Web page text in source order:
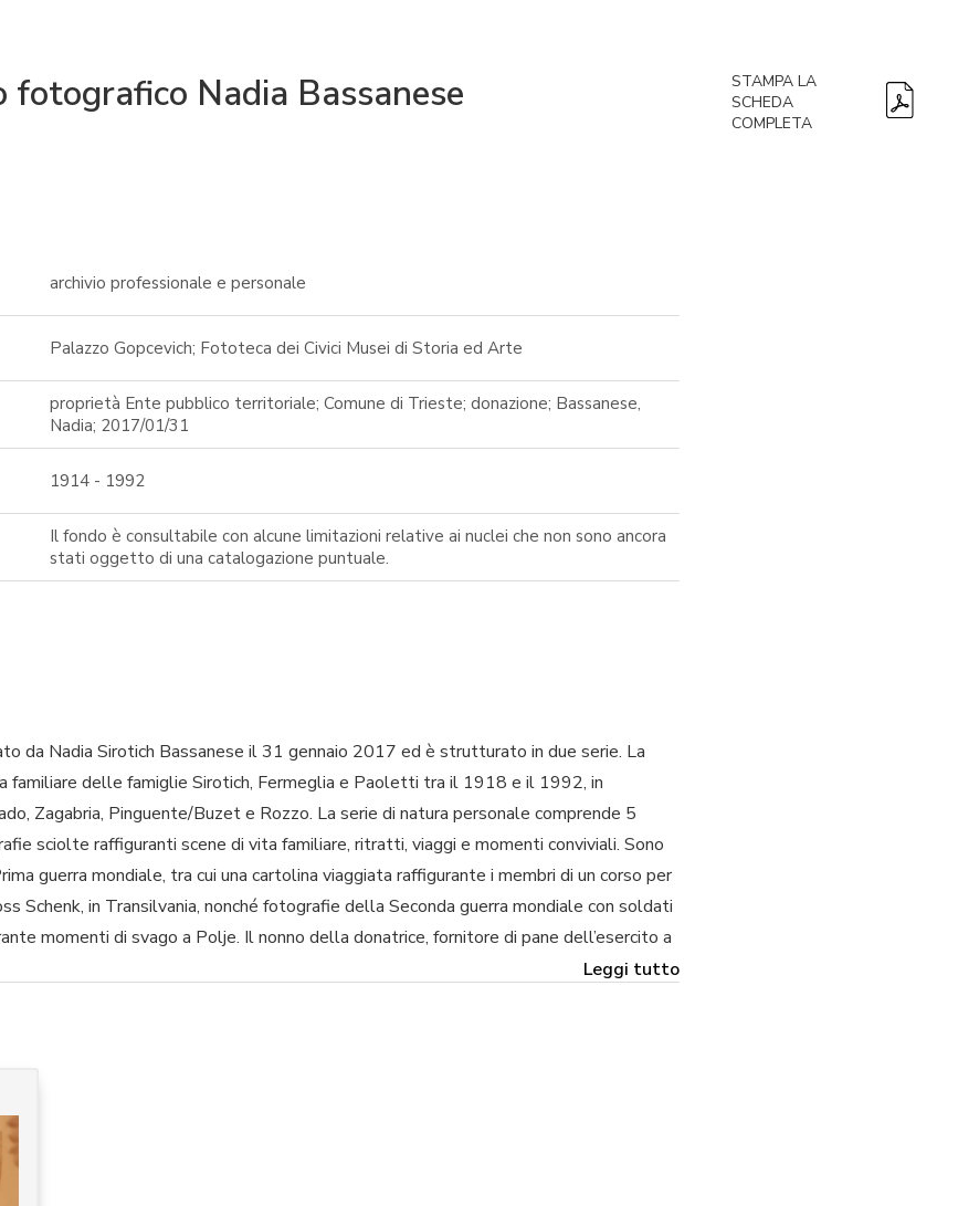
fotografico Nadia Bassanese
STAMPA LA
SCHEDA
COMPLETA
archivio professionale e personale
Palazzo Gopcevich; Fototeca dei Civici Musei di Storia ed Arte
proprietà Ente pubblico territoriale; Comune di Trieste; donazione; Bassanese,
Nadia; 2017/01/31
1914 - 1992
Il fondo è consultabile con alcune limitazioni relative ai nuclei che non sono ancora
stati oggetto di una catalogazione puntuale.
da Nadia Sirotich Bassanese il 31 gennaio 2017 ed è strutturato in due serie. La
familiare delle famiglie Sirotich, Fermeglia e Paoletti tra il 1918 e il 1992, in
Zagabria, Pinguente/Buzet e Rozzo. La serie di natura personale comprende 5
sciolte raffiguranti scene di vita familiare, ritratti, viaggi e momenti conviviali. Sono
guerra mondiale, tra cui una cartolina viaggiata raffigurante i membri di un corso per
Schenk, in Transilvania, nonché fotografie della Seconda guerra mondiale con soldati
momenti di svago a Polje. Il nonno della donatrice, fornitore di pane dell’esercito a
nella casa di vacanza di famiglia situata a Polje. Di particolare interesse risulta la
è costituita dai ritratti dei genitori della donatrice, realizzati durante il
di Hanna (Wyoming, USA) e F. Bixio & Cia. in Argentina. Il patrimonio documentale
più consistente serie relativa all’attività della Galleria Bassanese, attiva a Trieste tra
di circa cinquanta faldoni contenenti carteggi, note di lavoro, appunti, dattiloscritti,
Leggi tutto